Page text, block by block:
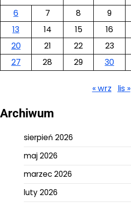
6
7 8 9
13
14 15 16
20
21 22 23
27
28 29 30
« wrz lis »
Archiwum
sierpień 2026
maj 2026
marzec 2026
luty 2026